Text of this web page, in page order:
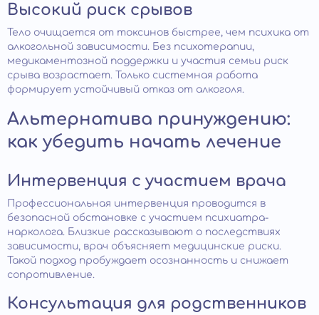
Высокий риск срывов
Тело очищается от токсинов быстрее, чем психика от
алкогольной зависимости. Без психотерапии,
медикаментозной поддержки и участия семьи риск
срыва возрастает. Только системная работа
формирует устойчивый отказ от алкоголя.
Альтернатива принуждению:
как убедить начать лечение
Интервенция с участием врача
Профессиональная интервенция проводится в
безопасной обстановке с участием психиатра-
нарколога. Близкие рассказывают о последствиях
зависимости, врач объясняет медицинские риски.
Такой подход пробуждает осознанность и снижает
сопротивление.
Консультация для родственников